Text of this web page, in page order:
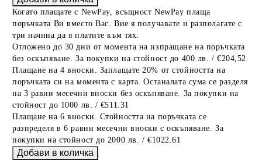
Когато плащате с NewPay, всъщност NewPay плаща
поръчката Ви вместо Вас. Вие я получавате и разполагате с
три начина да я платите към тях:
Отложено до 30 дни от момента на изпращане на поръчката
без оскъпяване. За покупки на стойност до 400 лв. / €204,52
Плащане на 4 вноски. Заплащате 20% от стойността на
поръчката си на момента с карта. Останалата сума се разделя
на 3 равни месечни вноски без оскъпяване. За покупки на
стойност до 1000 лв. / €511.31
Плащане на 6 вноски. Стойността на поръчката се
разпределя в 6 равни месечни вноски с оскъпяване. За
покупки на стойност до 2000 лв. / €1022.61